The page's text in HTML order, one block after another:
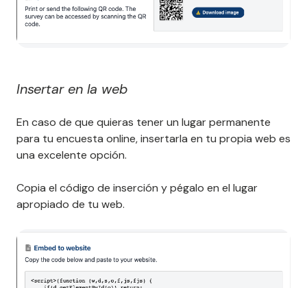
Insertar en la web
En caso de que quieras tener un lugar permanente
para tu encuesta online, insertarla en tu propia web es
una excelente opción.
Copia el código de inserción y pégalo en el lugar
apropiado de tu web.